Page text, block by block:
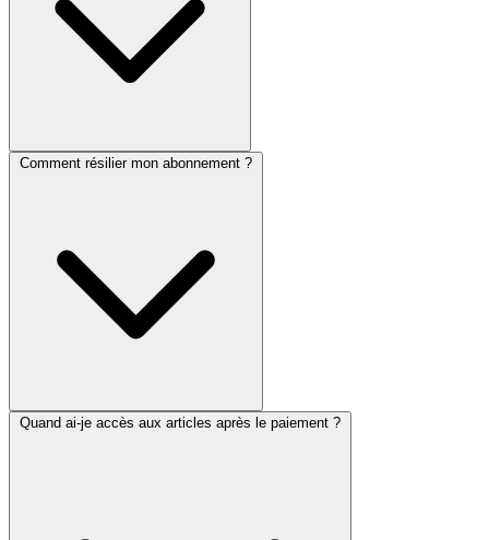
Comment résilier mon abonnement ?
Quand ai-je accès aux articles après le paiement ?